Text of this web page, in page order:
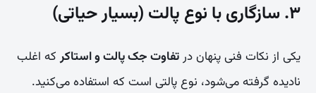
۳. سازگاری با نوع پالت (بسیار حیاتی)
یکی از نکات فنی پنهان درتفاوت جک پالت و استاکرکه اغلب
نادیده گرفته می‌شود، نوع پالتی است که استفاده می‌کنید.